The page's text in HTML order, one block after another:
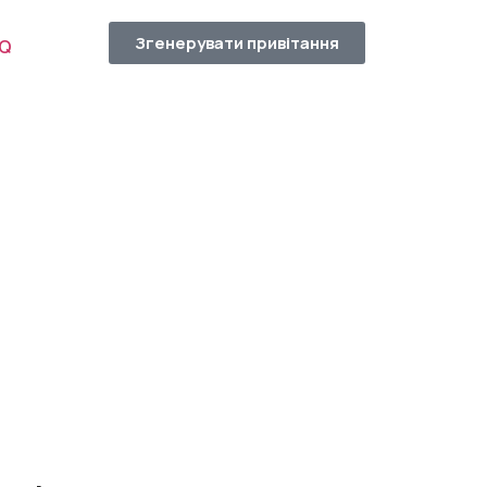
Згенерувати привітання